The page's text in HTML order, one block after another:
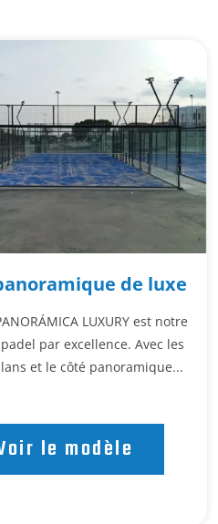
de luxe
LUXURY est notre
par excellence. Avec les
et le côté panoramique...
le modèle